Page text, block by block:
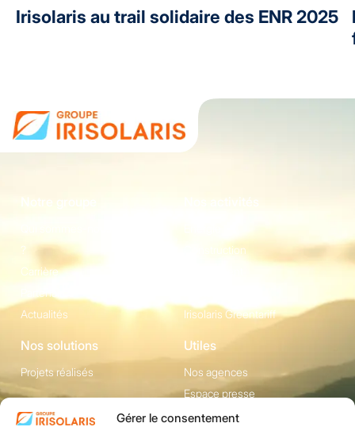
Gérer le consentement
Irisolaris au trail solidaire des ENR 2025
Notre groupe
?
Carrière
Partenaires
Actualités
Nos activités
Construction
Irisolaris Greentariff
Nos solutions
Projets réalisés
Utiles
Nos agences
Espace presse